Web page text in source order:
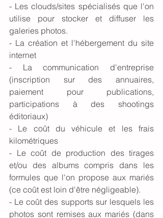
- Les clouds/sites spécialisés que l'on
utilise pour stocker et diffuser les
galeries photos.
- La création et l'hébergement du site
internet
- La communication d'entreprise
(inscription sur des annuaires,
paiement pour publications,
participations à des shootings
éditoriaux)
- Le coût du véhicule et les frais
kilométriques
- Le coût de production des tirages
et/ou des albums compris dans les
formules que l'on propose aux mariés
(ce coût est loin d'être négligeable).
- Le coût des supports sur lesquels les